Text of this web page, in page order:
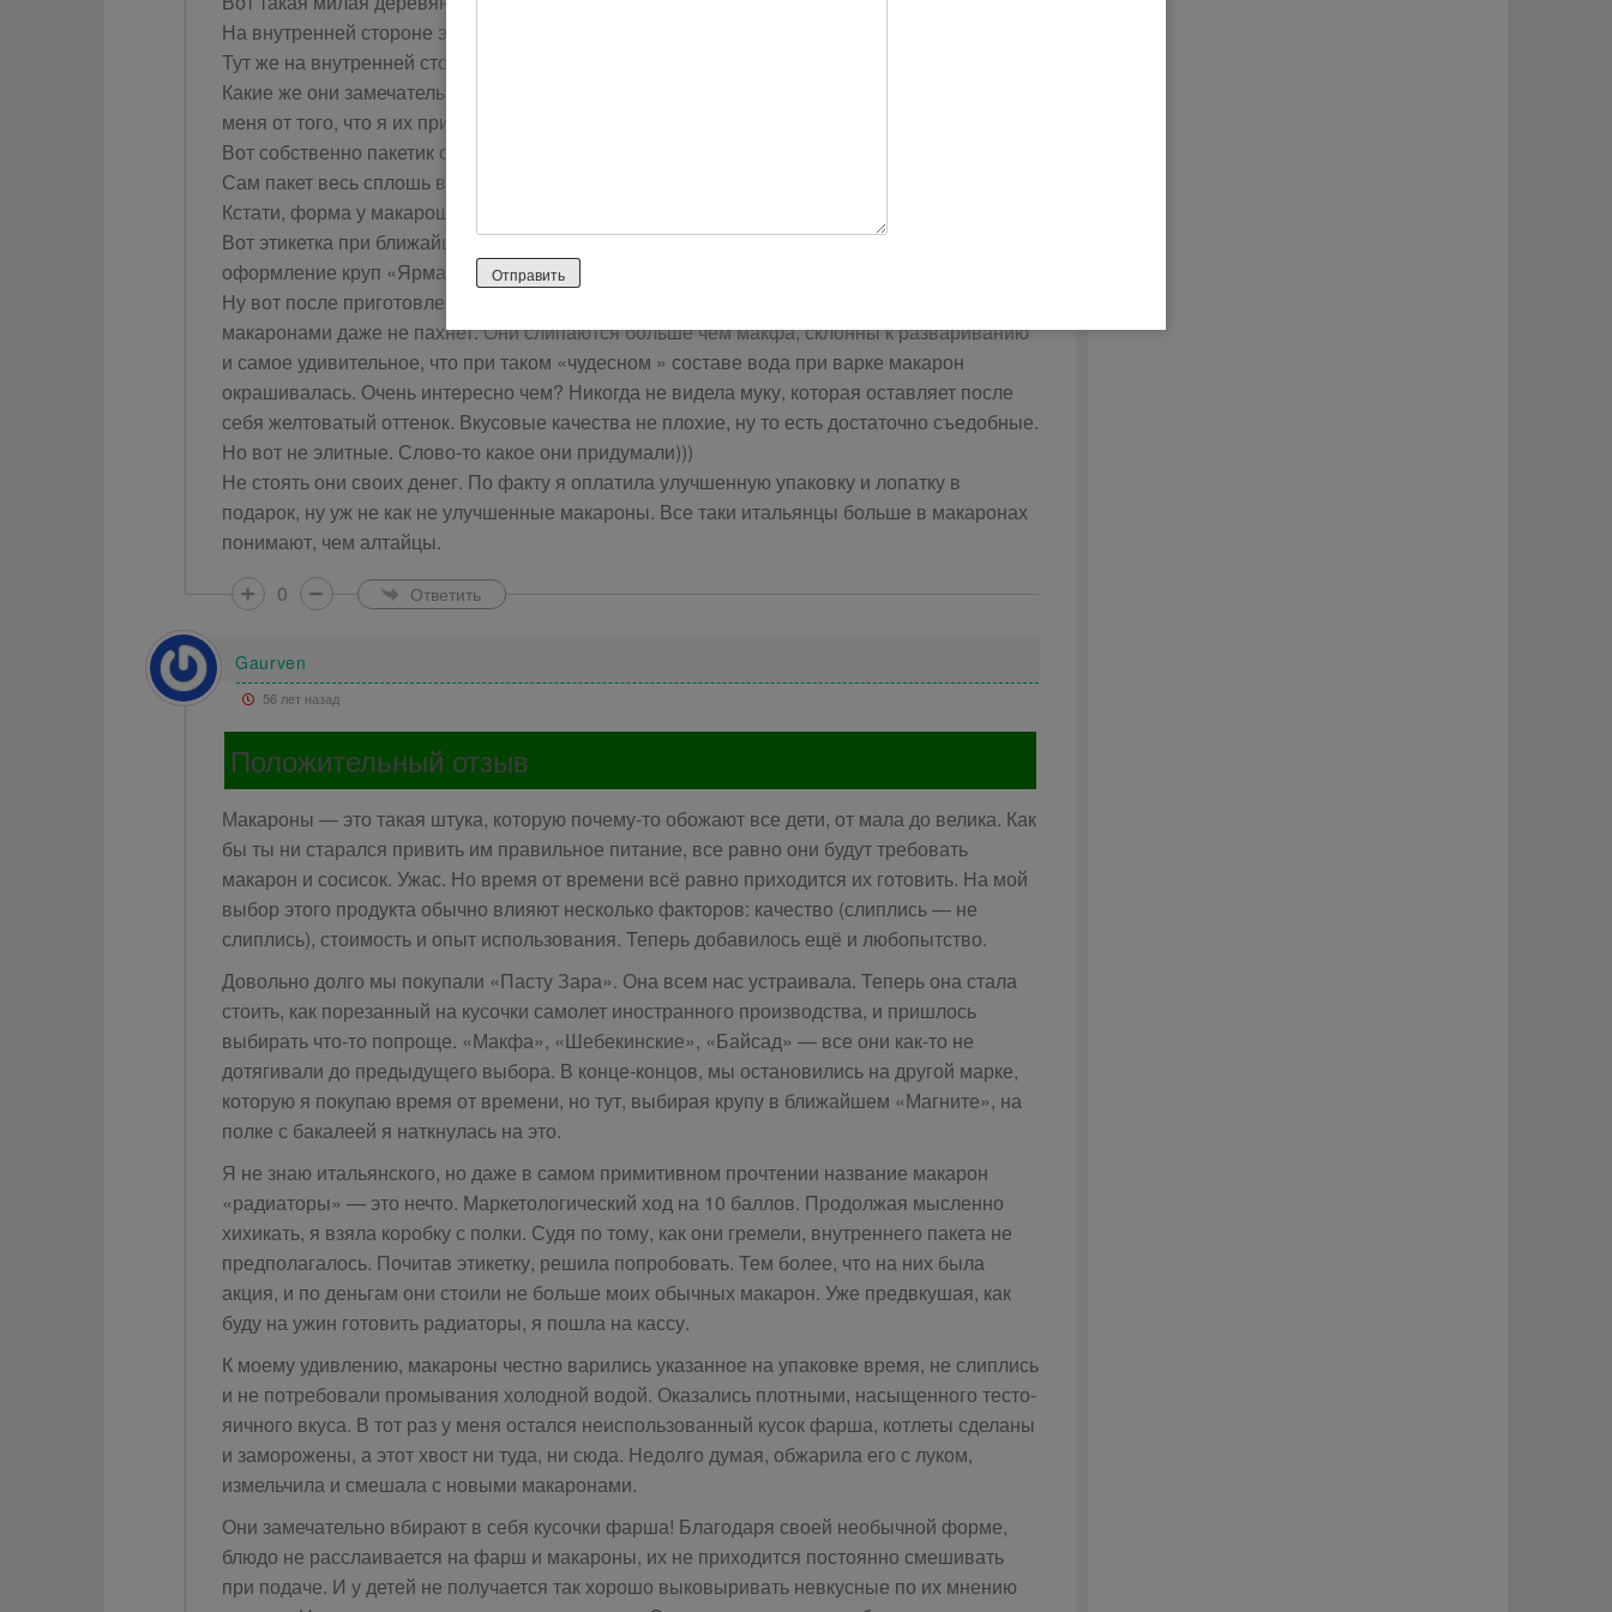
На внутренней стороне этикетки производитель заботливо предложил нам рецептик.
Тут же на внутренней стороне производитель рассказывает об элитности своих макарон.
Какие же они замечательные и прекрасные! Просто наивысщее счастье должно быть у
меня от того, что я их приобрела.
Вот собственно пакетик с макаронами без красивой этикетки
Сам пакет весь сплошь в фирменной символике.
Кстати, форма у макарошек очень оригинальная.
Вот этикетка при ближайшем рассмотрении. Оформление пачки очень похоже на
оформление круп «Ярмарка»
Ну вот после приготовления макарон начались разочарования. Никакими элитными
макаронами даже не пахнет. Они слипаются больше чем макфа, склонны к развариванию
и самое удивительное, что при таком «чудесном » составе вода при варке макарон
окрашивалась. Очень интересно чем? Никогда не видела муку, которая оставляет после
себя желтоватый оттенок. Вкусовые качества не плохие, ну то есть достаточно съедобные.
Но вот не элитные. Слово-то какое они придумали)))
Не стоять они своих денег. По факту я оплатила улучшенную упаковку и лопатку в
подарок, ну уж не как не улучшенные макароны. Все таки итальянцы больше в макаронах
понимают, чем алтайцы.
0
Ответить
Gaurven
56 лет назад
Положительный отзыв
Макароны — это такая штука, которую почему-то обожают все дети, от мала до велика. Как
бы ты ни старался привить им правильное питание, все равно они будут требовать
макарон и сосисок. Ужас. Но время от времени всё равно приходится их готовить. На мой
выбор этого продукта обычно влияют несколько факторов: качество (слиплись — не
слиплись), стоимость и опыт использования. Теперь добавилось ещё и любопытство.
Довольно долго мы покупали «Пасту Зара». Она всем нас устраивала. Теперь она стала
стоить, как порезанный на кусочки самолет иностранного производства, и пришлось
выбирать что-то попроще. «Макфа», «Шебекинские», «Байсад» — все они как-то не
дотягивали до предыдущего выбора. В конце-концов, мы остановились на другой марке,
которую я покупаю время от времени, но тут, выбирая крупу в ближайшем «Магните», на
полке с бакалеей я наткнулась на это.
Я не знаю итальянского, но даже в самом примитивном прочтении название макарон
«радиаторы» — это нечто. Маркетологический ход на 10 баллов. Продолжая мысленно
хихикать, я взяла коробку с полки. Судя по тому, как они гремели, внутреннего пакета не
предполагалось. Почитав этикетку, решила попробовать. Тем более, что на них была
акция, и по деньгам они стоили не больше моих обычных макарон. Уже предвкушая, как
буду на ужин готовить радиаторы, я пошла на кассу.
К моему удивлению, макароны честно варились указанное на упаковке время, не слиплись
и не потребовали промывания холодной водой. Оказались плотными, насыщенного тесто-
яичного вкуса. В тот раз у меня остался неиспользованный кусок фарша, котлеты сделаны
и заморожены, а этот хвост ни туда, ни сюда. Недолго думая, обжарила его с луком,
измельчила и смешала с новыми макаронами.
Они замечательно вбирают в себя кусочки фарша! Благодаря своей необычной форме,
блюдо не расслаивается на фарш и макароны, их не приходится постоянно смешивать
при подаче. И у детей не получается так хорошо выковыривать невкусные по их мнению